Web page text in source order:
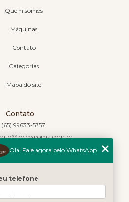
Quem somos
Máquinas
Contato
Categorias
Mapa do site
Contato
(65) 99633-5757
Endereço
- Jordão - Cuiabá - MT - 78085-636
Olá! Fale agora pelo WhatsApp
telefone